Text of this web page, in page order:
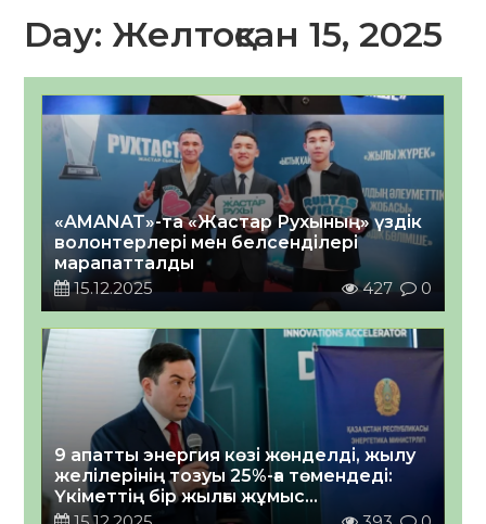
Day: Желтоқсан 15, 2025
«AMANAT»-та «Жастар Рухының» үздік
волонтерлері мен белсенділері
марапатталды
15.12.2025
427 0
9 апатты энергия көзі жөнделді, жылу
желілерінің тозуы 25%-ға төмендеді:
Үкіметтің бір жылғы жұмыс
қорытындылары туралы